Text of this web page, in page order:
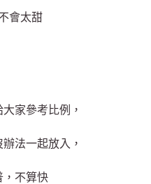
會太甜
家參考比例，
法一起放入，
，不算快